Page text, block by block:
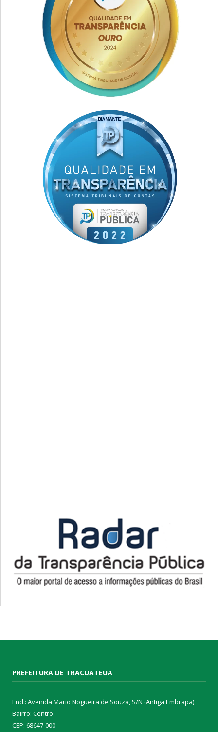
PREFEITURA DE TRACUATEUA
End.: Avenida Mario Nogueira de Souza, S/N (Antiga Embrapa)
Bairro: Centro
CEP: 68647-000